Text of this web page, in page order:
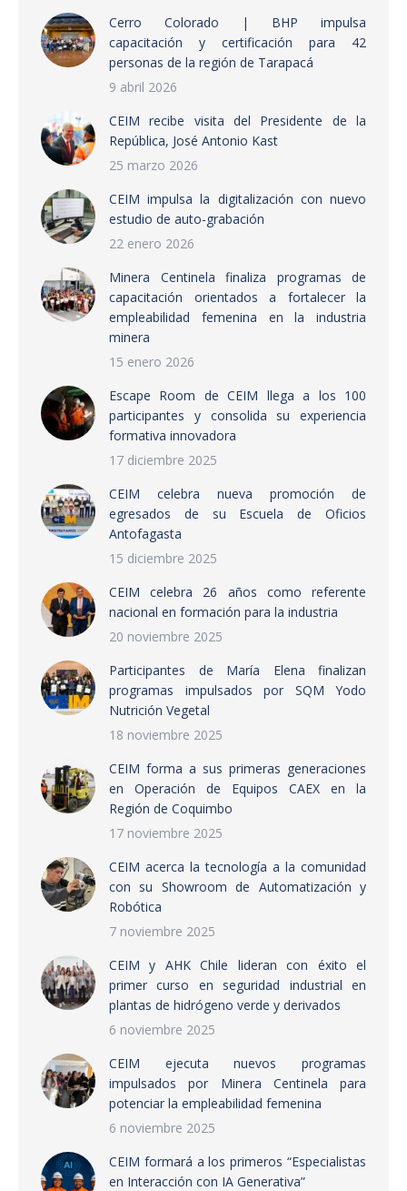
Cerro Colorado | BHP impulsa
capacitación y certificación para 42
personas de la región de Tarapacá
9 abril 2026
CEIM recibe visita del Presidente de la
República, José Antonio Kast
25 marzo 2026
CEIM impulsa la digitalización con nuevo
estudio de auto-grabación
22 enero 2026
Minera Centinela finaliza programas de
capacitación orientados a fortalecer la
empleabilidad femenina en la industria
minera
15 enero 2026
Escape Room de CEIM llega a los 100
participantes y consolida su experiencia
formativa innovadora
17 diciembre 2025
CEIM celebra nueva promoción de
egresados de su Escuela de Oficios
Antofagasta
15 diciembre 2025
CEIM celebra 26 años como referente
nacional en formación para la industria
20 noviembre 2025
Participantes de María Elena finalizan
programas impulsados por SQM Yodo
Nutrición Vegetal
18 noviembre 2025
CEIM forma a sus primeras generaciones
en Operación de Equipos CAEX en la
Región de Coquimbo
17 noviembre 2025
CEIM acerca la tecnología a la comunidad
con su Showroom de Automatización y
Robótica
7 noviembre 2025
CEIM y AHK Chile lideran con éxito el
primer curso en seguridad industrial en
plantas de hidrógeno verde y derivados
6 noviembre 2025
CEIM ejecuta nuevos programas
impulsados por Minera Centinela para
potenciar la empleabilidad femenina
6 noviembre 2025
CEIM formará a los primeros “Especialistas
en Interacción con IA Generativa”